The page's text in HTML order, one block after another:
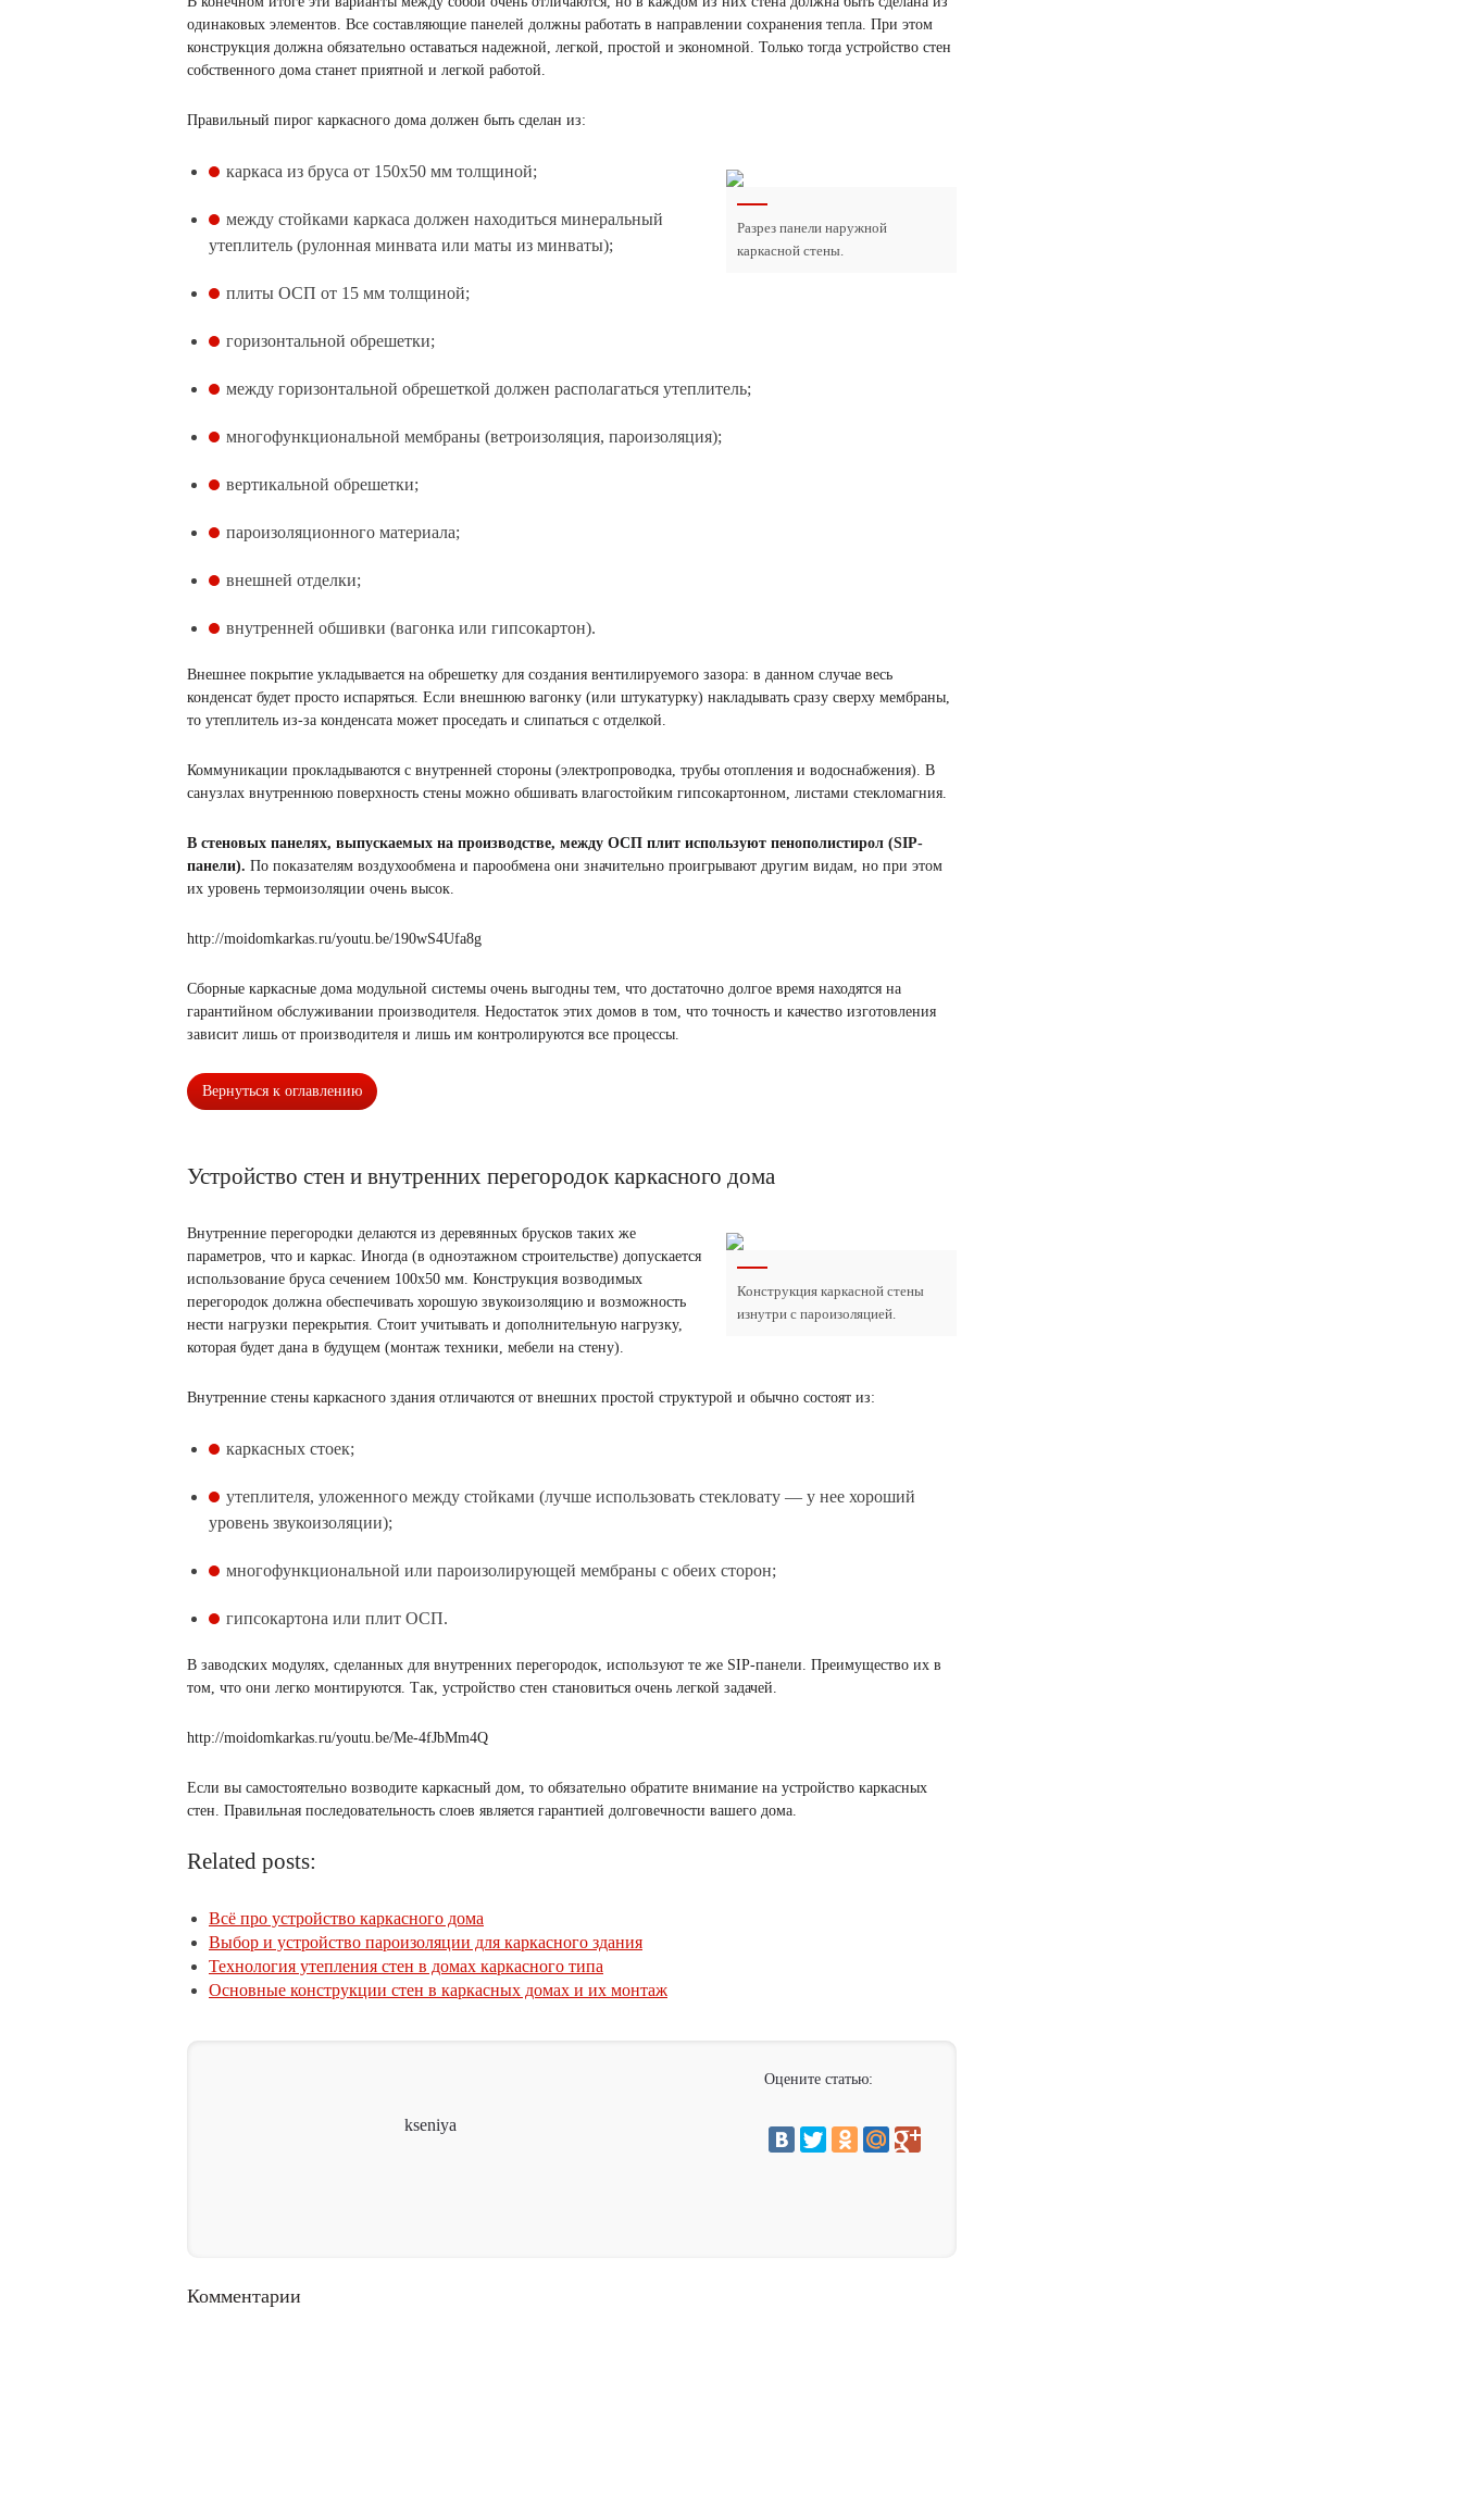
одинаковых элементов. Все составляющие панелей должны работать в направлении сохранения тепла. При этом
конструкция должна обязательно оставаться надежной, легкой, простой и экономной. Только тогда устройство стен
собственного дома станет приятной и легкой работой.
Правильный пирог каркасного дома должен быть сделан из:
Разрез панели наружной
каркасной стены.
каркаса из бруса от 150х50 мм толщиной;
между стойками каркаса должен находиться минеральный
утеплитель (рулонная минвата или маты из минваты);
плиты ОСП от 15 мм толщиной;
горизонтальной обрешетки;
между горизонтальной обрешеткой должен располагаться утеплитель;
многофункциональной мембраны (ветроизоляция, пароизоляция);
вертикальной обрешетки;
пароизоляционного материала;
внешней отделки;
внутренней обшивки (вагонка или гипсокартон).
Внешнее покрытие укладывается на обрешетку для создания вентилируемого зазора: в данном случае весь
конденсат будет просто испаряться. Если внешнюю вагонку (или штукатурку) накладывать сразу сверху мембраны,
то утеплитель из-за конденсата может проседать и слипаться с отделкой.
Коммуникации прокладываются с внутренней стороны (электропроводка, трубы отопления и водоснабжения). В
санузлах внутреннюю поверхность стены можно обшивать влагостойким гипсокартонном, листами стекломагния.
В стеновых панелях, выпускаемых на производстве, между ОСП плит используют пенополистирол (SIP-
панели). По показателям воздухообмена и парообмена они значительно проигрывают другим видам, но при этом
их уровень термоизоляции очень высок.
http://moidomkarkas.ru/youtu.be/190wS4Ufa8g
Сборные каркасные дома модульной системы очень выгодны тем, что достаточно долгое время находятся на
гарантийном обслуживании производителя. Недостаток этих домов в том, что точность и качество изготовления
зависит лишь от производителя и лишь им контролируются все процессы.
Вернуться к оглавлению
Устройство стен и внутренних перегородок каркасного дома
Конструкция каркасной стены
изнутри с пароизоляцией.
Внутренние перегородки делаются из деревянных брусков таких же
параметров, что и каркас. Иногда (в одноэтажном строительстве) допускается
использование бруса сечением 100х50 мм. Конструкция возводимых
перегородок должна обеспечивать хорошую звукоизоляцию и возможность
нести нагрузки перекрытия. Стоит учитывать и дополнительную нагрузку,
которая будет дана в будущем (монтаж техники, мебели на стену).
Внутренние стены каркасного здания отличаются от внешних простой структурой и обычно состоят из:
каркасных стоек;
утеплителя, уложенного между стойками (лучше использовать стекловату — у нее хороший
уровень звукоизоляции);
многофункциональной или пароизолирующей мембраны с обеих сторон;
гипсокартона или плит ОСП.
В заводских модулях, сделанных для внутренних перегородок, используют те же SIP-панели. Преимущество их в
том, что они легко монтируются. Так, устройство стен становиться очень легкой задачей.
http://moidomkarkas.ru/youtu.be/Me-4fJbMm4Q
Если вы самостоятельно возводите каркасный дом, то обязательно обратите внимание на устройство каркасных
стен. Правильная последовательность слоев является гарантией долговечности вашего дома.
Related posts:
Всё про устройство каркасного дома
Выбор и устройство пароизоляции для каркасного здания
Технология утепления стен в домах каркасного типа
Основные конструкции стен в каркасных домах и их монтаж
kseniya
Оцените статью:
Комментарии